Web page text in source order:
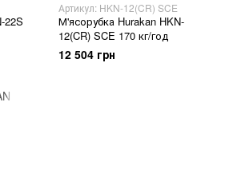
22S
Артикул: HKN-12(CR) SCE
М'ясорубка Hurakan HKN-
12(CR) SCE 170 кг/год
12 504 грн